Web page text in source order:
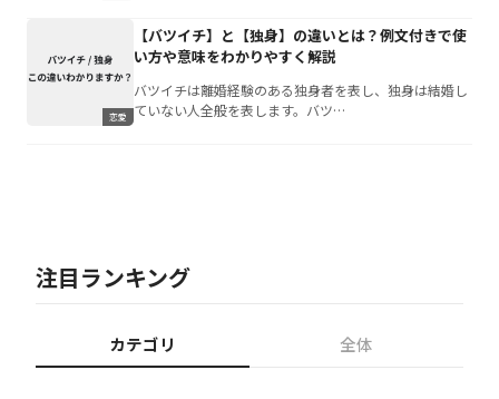
恋愛
【バツイチ】と【独身】の違いとは？例文付きで使
い方や意味をわかりやすく解説
バツイチは離婚経験のある独身者を表し、独身は結婚し
ていない人全般を表します。バツ…
注目ランキング
カテゴリ 全体